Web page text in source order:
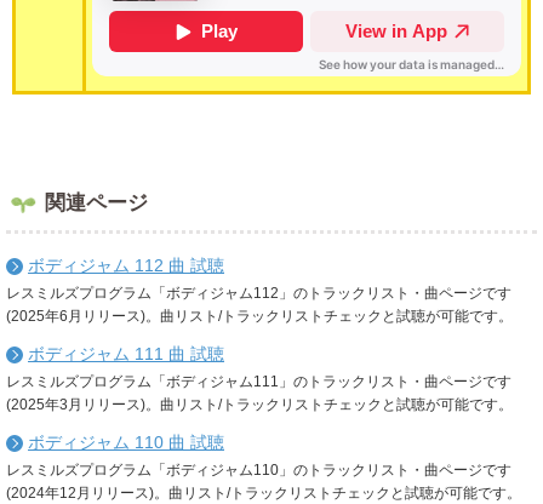
関連ページ
ボディジャム 112 曲 試聴
レスミルズプログラム「ボディジャム112」のトラックリスト・曲ページです
(2025年6月リリース)。曲リスト/トラックリストチェックと試聴が可能です。
ボディジャム 111 曲 試聴
レスミルズプログラム「ボディジャム111」のトラックリスト・曲ページです
(2025年3月リリース)。曲リスト/トラックリストチェックと試聴が可能です。
ボディジャム 110 曲 試聴
レスミルズプログラム「ボディジャム110」のトラックリスト・曲ページです
(2024年12月リリース)。曲リスト/トラックリストチェックと試聴が可能です。